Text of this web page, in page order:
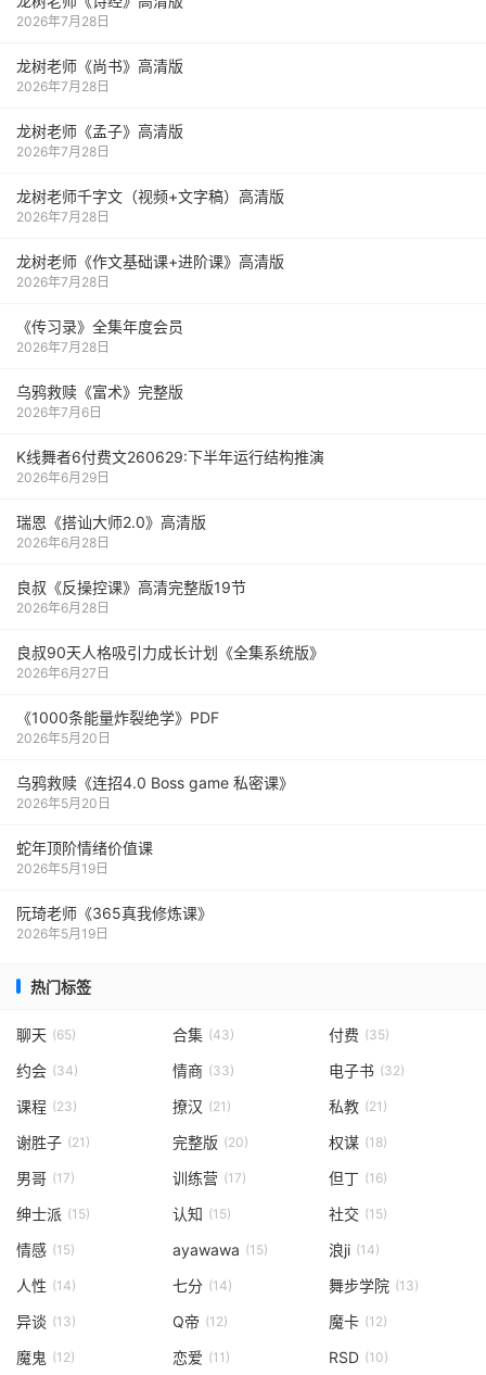
2026年7月28日
龙树老师《尚书》高清版
2026年7月28日
龙树老师《孟子》高清版
2026年7月28日
龙树老师千字文（视频+文字稿）高清版
2026年7月28日
龙树老师《作文基础课+进阶课》高清版
2026年7月28日
《传习录》全集年度会员
2026年7月28日
乌鸦救赎《富术》完整版
2026年7月6日
K线舞者6付费文260629:下半年运行结构推演
2026年6月29日
瑞恩《搭讪大师2.0》高清版
2026年6月28日
良叔《反操控课》高清完整版19节
2026年6月28日
良叔90天人格吸引力成长计划《全集系统版》
2026年6月27日
《1000‮能条‬‎量‮裂炸‬‎绝学》PDF
2026年5月20日
乌鸦救赎《连招4.0 Boss game 私密课》
2026年5月20日
蛇年顶阶情绪价值课
2026年5月19日
阮琦老师《365真我修炼课》
2026年5月19日
热门标签
聊天 (65) 合集 (43) 付费 (35)
约会 (34) 情商 (33) 电子书 (32)
课程 (23) 撩汉 (21) 私教 (21)
谢胜子 (21) 完整版 (20) 权谋 (18)
男哥 (17) 训练营 (17) 但丁 (16)
绅士派 (15) 认知 (15) 社交 (15)
情感 (15) ayawawa (15) 浪ji (14)
人性 (14) 七分 (14) 舞步学院 (13)
异谈 (13) Q帝 (12) 魔卡 (12)
魔鬼 (12) 恋爱 (11) RSD (10)